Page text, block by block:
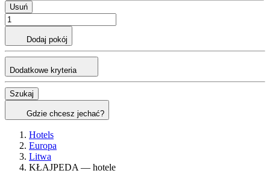
Usuń
Dodaj pokój
Dodatkowe kryteria
Szukaj
Gdzie chcesz jechać?
Hotels
Europa
Litwa
KŁAJPEDA — hotele